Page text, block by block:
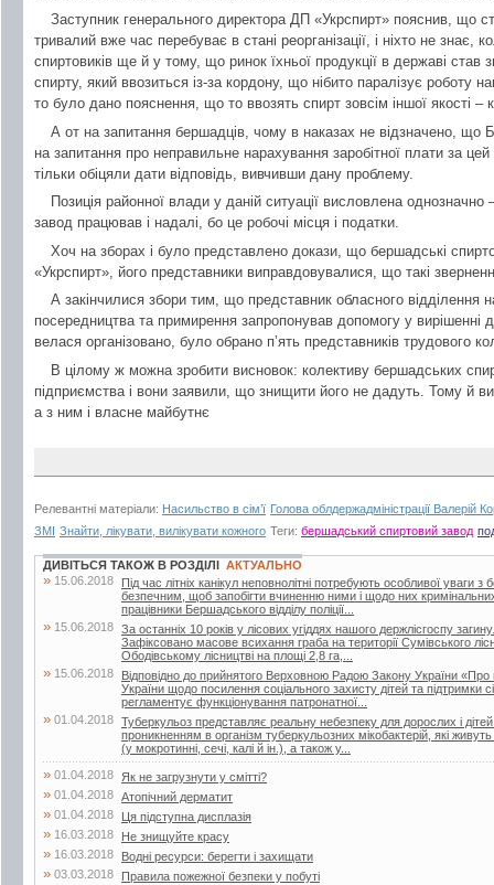
Заступник генерального директора ДП «Укрспирт» пояснив, що
тривалий вже час перебуває в стані реорганізації, і ніхто не
спиртовиків ще й у тому, що ринок їхньої продукції в державі став
спирту, який ввозиться із-за кордону, що нібито паралізує роботу
то було дано пояснення, що то ввозять спирт зовсім іншої якості –
А от на запитання бершадців, чому в наказах не відзначено, що
на запитання про неправильне нарахування заробітної плати за
тільки обіцяли дати відповідь, вивчивши дану проблему.
Позиція районної влади у даній ситуації висловлена
завод працював і надалі, бо це робочі місця і податки.
Хоч на зборах і було представлено докази, що бершадські
«Укрспирт», його представники виправдовувалися, що такі
А закінчилися збори тим, що представник обласного відділення
посередництва та примирення запропонував допомогу у вирішенні
велася організовано, було обрано п’ять представників трудового
В цілому ж можна зробити висновок: колективу бершадських
підприємства і вони заявили, що знищити його не дадуть. Тому й
а з ним і власне майбутнє
Релевантні матеріали: Насильство в сім’ї Голова облдержадміністрації Валерій
ЗМІ
Знайти, лікувати, вилікувати кожного Теги: бершадський спиртовий завод
ДИВІТЬСЯ ТАКОЖ В РОЗДІЛІ АКТУАЛЬНО
» 15.06.2018
Під час літніх канікул неповнолітні потребують особливої уваги
безпечним, щоб запобігти вчиненню ними і щодо них
працівники Бершадського відділу поліції...
» 15.06.2018 За останніх 10 років у лісових угіддях нашого держлісгоспу
Зафіксовано масове всихання граба на території Сумівського
Ободівському лісництві на площі 2,8 га,...
» 15.06.2018
Відповідно до прийнятого Верховною Радою Закону України «Про
України щодо посилення соціального захисту дітей та підтримки
регламентує функціонування патронатної...
» 01.04.2018 Туберкульоз представляє реальну небезпеку для дорослих і
проникненням в організм туберкульозних мікобактерій, які
(у мокротинні, сечі, калі й ін.), а також у...
» 01.04.2018 Як не загрузнути у смітті?
» 01.04.2018 Атопічний дерматит
» 01.04.2018 Ця підступна дисплазія
» 16.03.2018 Не знищуйте красу
» 16.03.2018 Водні ресурси: берегти і захищати
» 03.03.2018 Правила пожежної безпеки у побуті